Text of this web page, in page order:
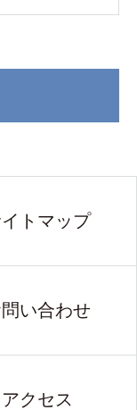
トマップ
い合わせ
アクセス